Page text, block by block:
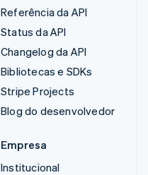
Referência da API
Status da API
Changelog da API
Bibliotecas e SDKs
Stripe Projects
Blog do desenvolvedor
Empresa
Institucional